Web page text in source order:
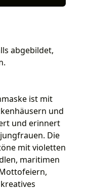
abgebildet,
ist mit
und
und erinnert
Die
mit violetten
maritimen